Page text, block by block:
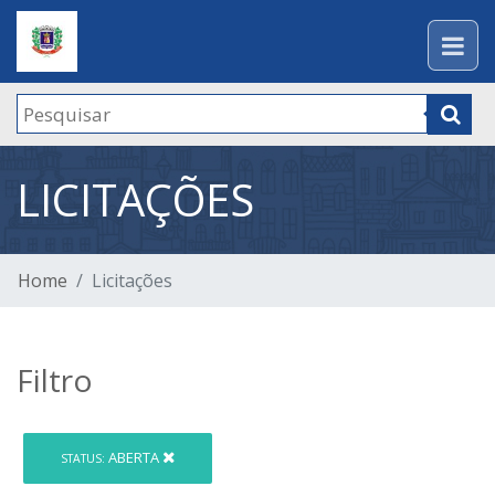
LICITAÇÕES
Home Licitações
Filtro
STATUS: ABERTA